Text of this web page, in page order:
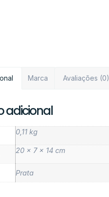
Marca Avaliações (0)
adicional
0,11 kg
20 × 7 × 14 cm
Prata